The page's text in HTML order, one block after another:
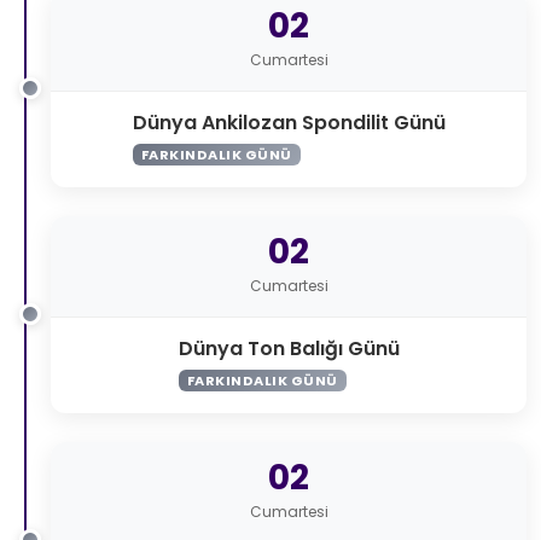
02
Cumartesi
Dünya Ankilozan Spondilit Günü
FARKINDALIK GÜNÜ
02
Cumartesi
Dünya Ton Balığı Günü
FARKINDALIK GÜNÜ
02
Cumartesi